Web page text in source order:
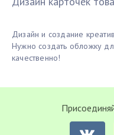
Дизайн и создание
Нужно создать обложку
качественно!